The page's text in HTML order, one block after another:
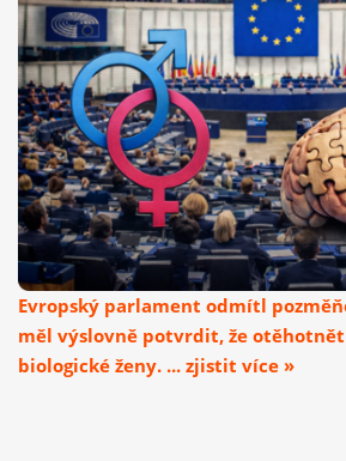
Evropský parlament odmítl
měl výslovně potvrdit, že
biologické ženy. ... zjistit více »